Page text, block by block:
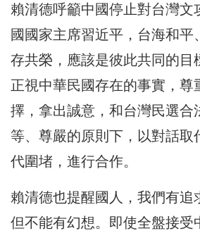
賴清德呼籲中國停止對台灣文
國國家主席習近平，台海和平
存共榮，應該是彼此共同的目
正視中華民國存在的事實，尊
擇，拿出誠意，和台灣民選合
等、尊嚴的原則下，以對話取
代圍堵，進行合作。
賴清德也提醒國人，我們有追
但不能有幻想。即使全盤接受